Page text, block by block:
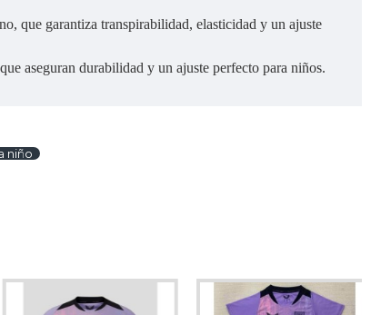
que garantiza transpirabilidad, elasticidad y un ajuste
aseguran durabilidad y un ajuste perfecto para niños.
niño